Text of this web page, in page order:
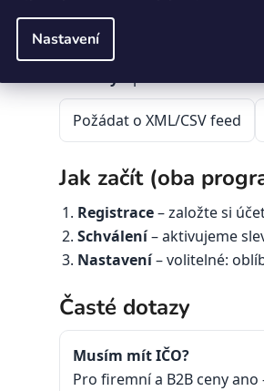
Nastavení
Heureka XML kompatibilita
Aktualizace
– denní
Logistika
– kurýr ČR/SR,
– převod/online/
Požádat o XML/CSV feed
Jak začít (oba
Registrace– založte si
Schválení– aktivujeme
Nastavení– volitelné:
Časté dotazy
Musím mít IČO?
Pro firemní a B2B ceny